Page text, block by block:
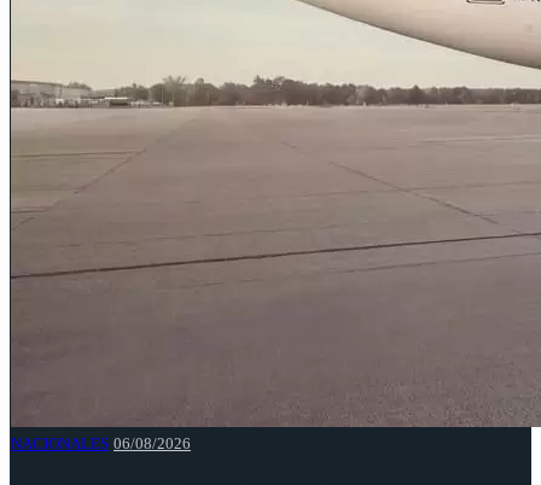
NACIONALES 06/08/2026